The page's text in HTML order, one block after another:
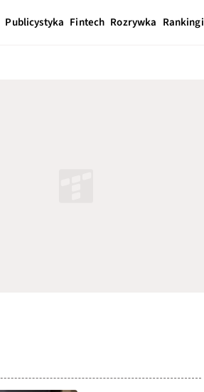
Publicystyka Fintech Rozrywka Rankingi